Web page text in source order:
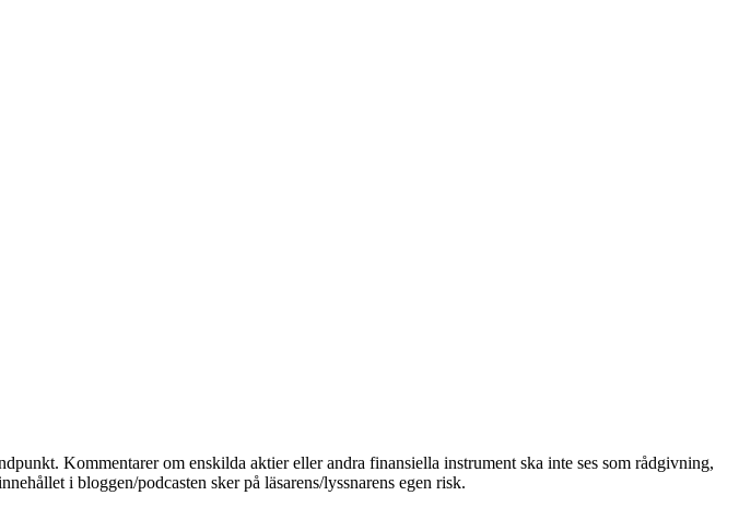
Kommentarer om enskilda aktier eller andra finansiella instrument ska inte ses som rådgivning,
i bloggen/podcasten sker på läsarens/lyssnarens egen risk.